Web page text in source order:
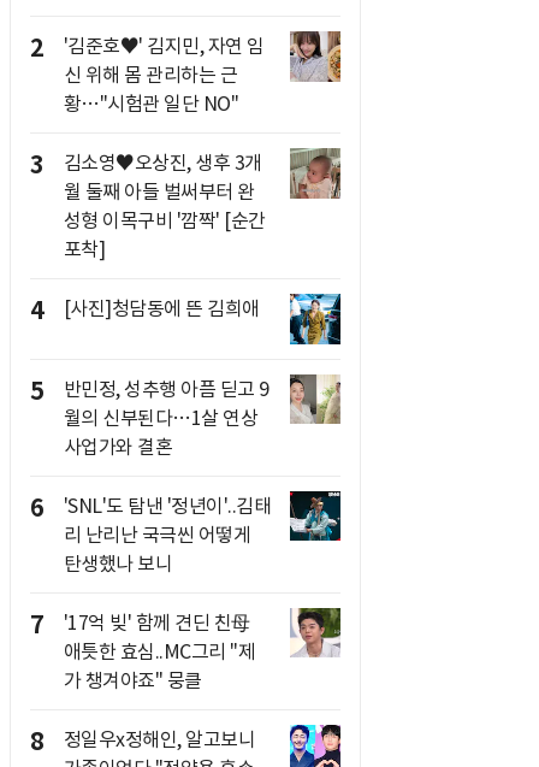
2
'김준호♥' 김지민, 자연 임
신 위해 몸 관리하는 근
황…"시험관 일단 NO"
3
김소영♥오상진, 생후 3개
월 둘째 아들 벌써부터 완
성형 이목구비 '깜짝' [순간
포착]
4 [사진]청담동에 뜬 김희애
5
반민정, 성추행 아픔 딛고 9
월의 신부된다…1살 연상
사업가와 결혼
6
'SNL'도 탐낸 '정년이'..김태
리 난리난 국극씬 어떻게
탄생했나 보니
7
'17억 빚' 함께 견딘 친母
애틋한 효심..MC그리 "제
가 챙겨야죠" 뭉클
8
정일우x정해인, 알고보니